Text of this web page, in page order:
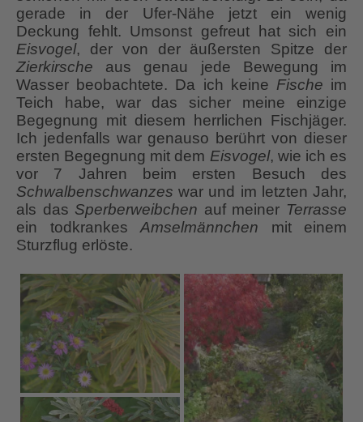
gerade in der Ufer-Nähe jetzt ein wenig
Deckung fehlt. Umsonst gefreut hat sich ein
Eisvogel, der von der äußersten Spitze der
Zierkirsche aus genau jede Bewegung im
Wasser beobachtete. Da ich keine Fische im
Teich habe, war das sicher meine einzige
Begegnung mit diesem herrlichen Fischjäger.
Ich jedenfalls war genauso berührt von dieser
ersten Begegnung mit dem Eisvogel, wie ich es
vor 7 Jahren beim ersten Besuch des
Schwalbenschwanzes war und im letzten Jahr,
als das Sperberweibchen auf meiner Terrasse
ein todkrankes Amselmännchen mit einem
Sturzflug erlöste.